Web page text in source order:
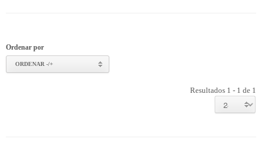
Ordenar por
ORDENAR -/+
Resultados 1 - 1 de 1